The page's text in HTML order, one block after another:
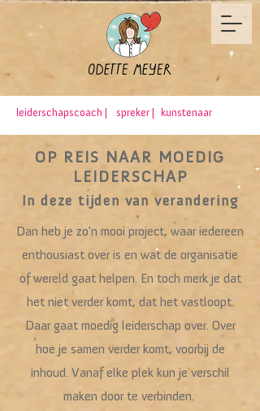
leiderschapscoach | spreker | kunstenaar
OP REIS NAAR MOEDIG
LEIDERSCHAP
In deze tijden van verandering
Dan heb je zo'n mooi project, waar iedereen
enthousiast over is en wat de organisatie
of wereld gaat helpen. En toch merk je dat
het niet verder komt, dat het vastloopt.
Daar gaat moedig leiderschap over. Over
hoe je samen verder komt, voorbij de
inhoud. Vanaf elke plek kun je verschil
maken door te verbinden.